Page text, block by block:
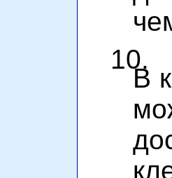
10.
В